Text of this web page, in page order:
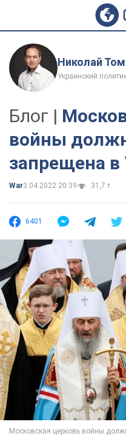
Николай
Украинский
Блог |
войны
запрещена в
War3.04.2022 20:39 31,7 т.
6401